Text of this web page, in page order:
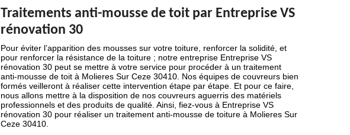
Traitements anti-mousse de toit par Entreprise VS
rénovation 30
Pour éviter l’apparition des mousses sur votre toiture, renforcer la solidité, et
pour renforcer la résistance de la toiture ; notre entreprise Entreprise VS
rénovation 30 peut se mettre à votre service pour procéder à un traitement
anti-mousse de toit à Molieres Sur Ceze 30410. Nos équipes de couvreurs bien
formés veilleront à réaliser cette intervention étape par étape. Et pour ce faire,
nous allons mettre à la disposition de nos couvreurs aguerris des matériels
professionnels et des produits de qualité. Ainsi, fiez-vous à Entreprise VS
rénovation 30 pour réaliser un traitement anti-mousse de toiture à Molieres Sur
Ceze 30410.